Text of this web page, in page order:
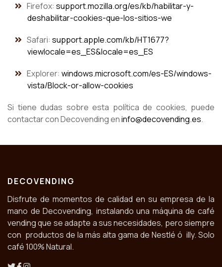
Firefox: support.mozilla.org/es/kb/habilitar-y-
deshabilitar-cookies-que-los-sitios-we
Safari: support.apple.com/kb/HT1677?
viewlocale=es_ES&locale=es_ES
Explorer: windows.microsoft.com/es-ES/windows-
vista/Block-or-allow-cookies
Si tiene dudas sobre esta política de cookies, puede
contactar con Decovending eninfo@decovending.es.
DECOVENDING
Disfrute de momentos de calidad en su empresa de la
mano de Decovending, instalando una máquina de café
vending que se adapte a sus necesidades, pero siempre
con productos de la más alta gama de Nestlé ó illy. Solo
café 100% Natural.